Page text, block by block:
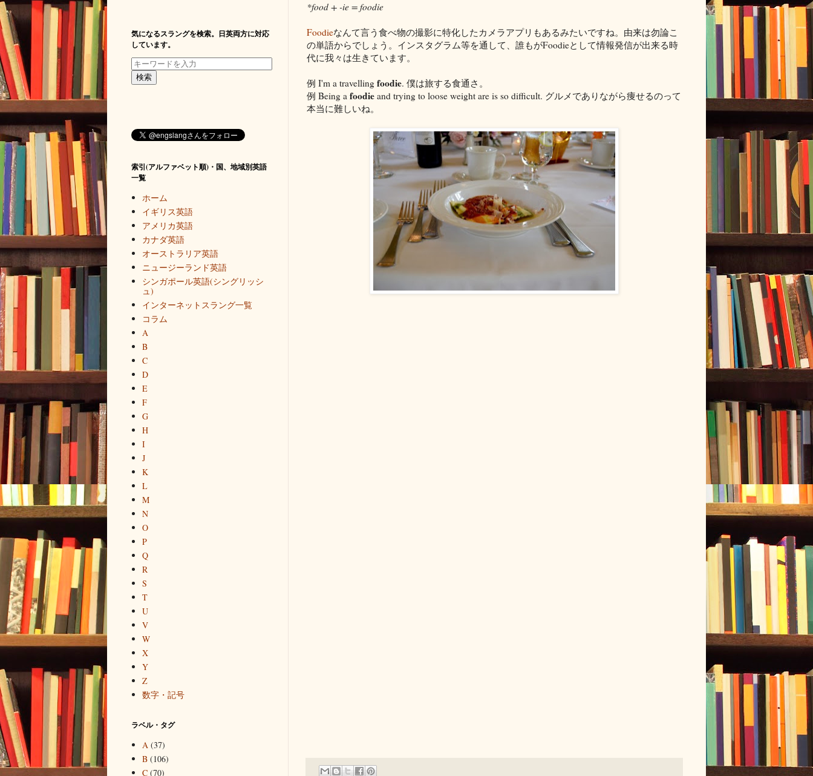
*food + -ie = foodie
Foodieなんて言う食べ物の撮影に特化したカメラアプリもあるみたいですね。由来は勿論こ
の単語からでしょう。インスタグラム等を通して、誰もがFoodieとして情報発信が出来る時
代に我々は生きています。
例 I'm a travelling foodie. 僕は旅する食通さ。
例 Being a foodie and trying to loose weight are is so difficult. グルメでありながら痩せるのって
本当に難しいね。
気になるスラングを検索。日英両方に対応
しています。
索引(アルファベット順)・国、地域別英語
一覧
ホーム
イギリス英語
アメリカ英語
カナダ英語
オーストラリア英語
ニュージーランド英語
シンガポール英語(シングリッシ
ュ)
インターネットスラング一覧
コラム
A
B
C
D
E
F
G
H
I
J
K
L
M
N
O
P
Q
R
S
T
U
V
W
X
Y
Z
数字・記号
ラベル・タグ
A (37)
B (106)
C (70)